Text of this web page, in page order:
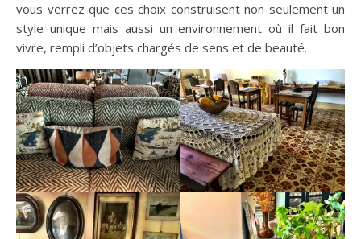
vous verrez que ces choix construisent non seulement un
style unique mais aussi un environnement où il fait bon
vivre, rempli d’objets chargés de sens et de beauté.